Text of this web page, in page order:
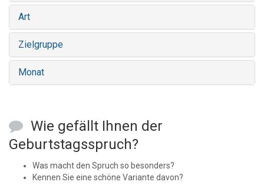
Art
Zielgruppe
Monat
Wie gefällt Ihnen der
Geburtstagsspruch?
Was macht den Spruch so besonders?
Kennen Sie eine schöne Variante davon?